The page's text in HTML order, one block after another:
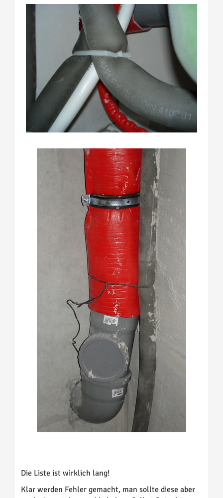
Die Liste ist wirklich lang!
Klar werden Fehler gemacht, man sollte diese aber